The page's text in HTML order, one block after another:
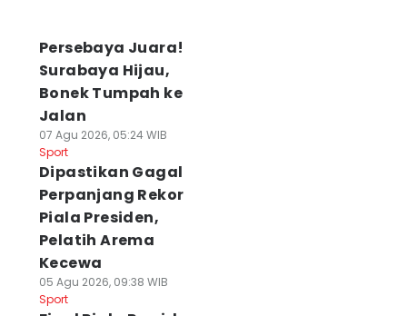
Persebaya Juara!
Surabaya Hijau,
Bonek Tumpah ke
Jalan
07 Agu 2026, 05:24 WIB
Sport
Dipastikan Gagal
Perpanjang Rekor
Piala Presiden,
Pelatih Arema
Kecewa
05 Agu 2026, 09:38 WIB
Sport